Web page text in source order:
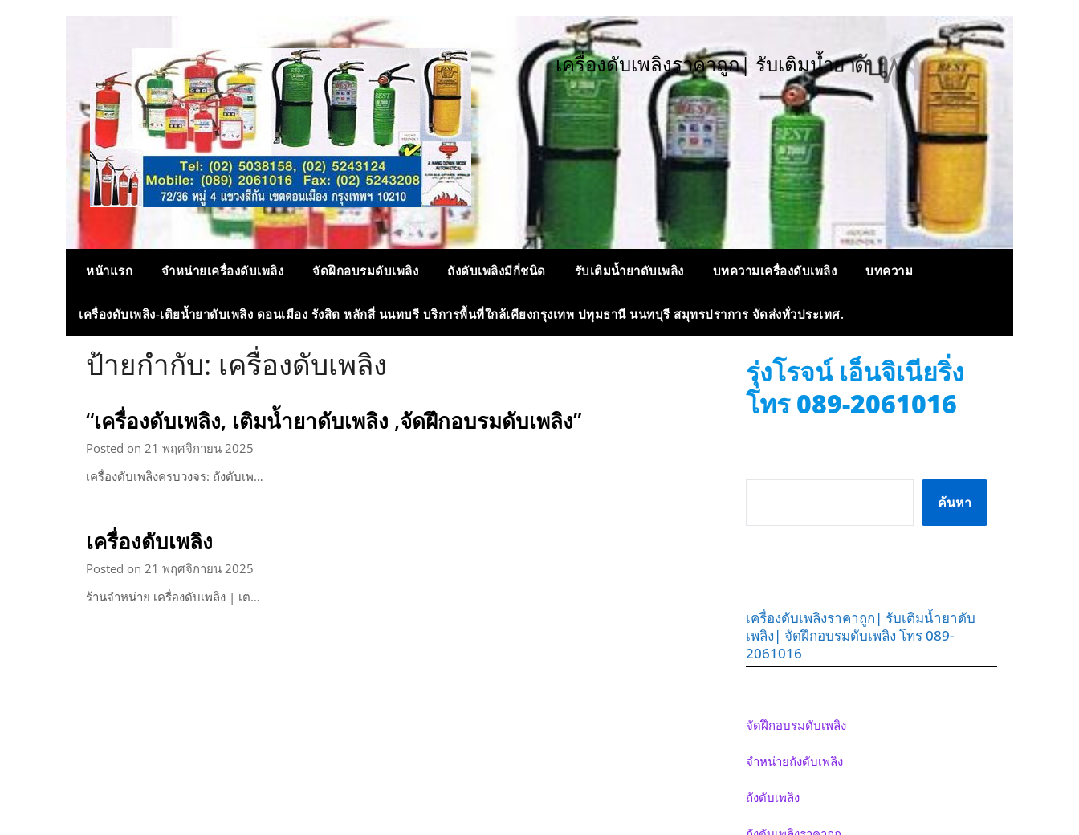
เครองดบเพลงราคาถก| รบเตมนำยาดบเพลง|จ
ด
หน้าแรก จำหน่ายเครื่องดับเพลิง จัดฝึกอบรมดับเพลิง ถังดับเพลิงมีกี่ชนิด รับเติมน้ำยาดับเพลิง บทความเครื่องดับเพลิง บทความ
เครื่องดับเพลิง-เติยน้ำยาดับเพลิง ดอนเมือง รังสิต หลักสี่ นนทบรี บริการพื้นที่ใกล้เคียงกรุงเทพ ปทุมธานี นนทบุรี สมุทรปราการ จัดส่งทั่วประเทศ.
ป้ายกำกับ: เครื่องดับเพลิง
“เครื่องดับเพลิง, เติมน้ำยาดับเพลิง ,จัดฝึกอบรมดับเพลิง”
Posted on 21 พฤศจิกายน 2025
เครื่องดับเพลิงครบวงจร: ถังดับเพ…
เครื่องดับเพลิง
Posted on 21 พฤศจิกายน 2025
ร้านจำหน่าย เครื่องดับเพลิง | เต…
รุ่งโรจน์ เอ็นจิเนียริ่ง
โทร 089-2061016
ค้นหา
เครื่องดับเพลิงราคาถูก| รับเติมน้ำยาดับ
เพลิง| จัดฝึกอบรมดับเพลิง โทร 089-
2061016
จัดฝึกอบรมดับเพลิง
จำหน่ายถังดับเพลิง
ถังดับเพลิง